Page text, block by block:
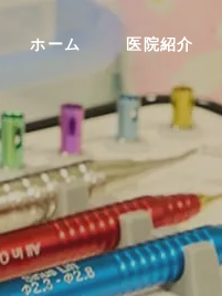
ホーム 医院紹介